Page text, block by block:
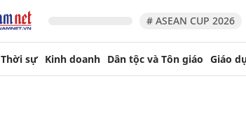
# ASEAN CUP 2026
Thời sự Kinh doanh Dân tộc và Tôn giáo Giáo